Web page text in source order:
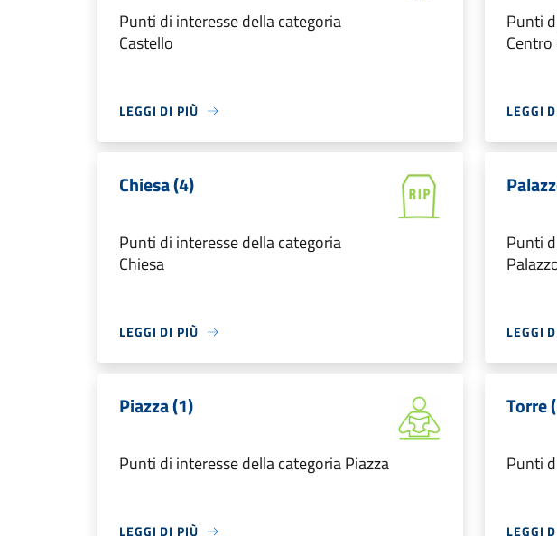
Punti di interesse della categoria
Castello
LEGGI DI PIÙ
Punti
LEGGI
Chiesa (4)
Punti di interesse della categoria
Chiesa
LEGGI DI PIÙ
Punti
LEGGI
Piazza (1)
Punti di interesse della categoria Piazza
LEGGI DI PIÙ
Torre
Punti
LEGGI